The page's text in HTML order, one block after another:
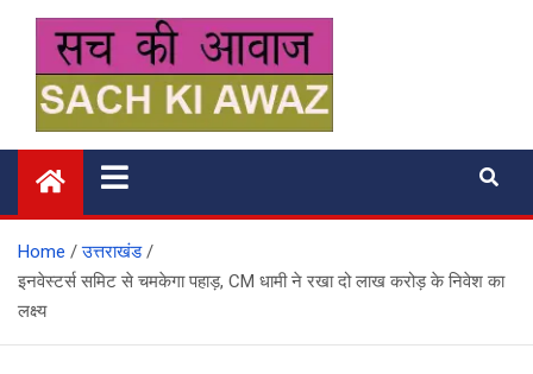
content
सच की आवाज
Home
उत्तराखंड
इनवेस्टर्स समिट से चमकेगा पहाड़, CM धामी ने रखा दो लाख करोड़ के निवेश का
लक्ष्य